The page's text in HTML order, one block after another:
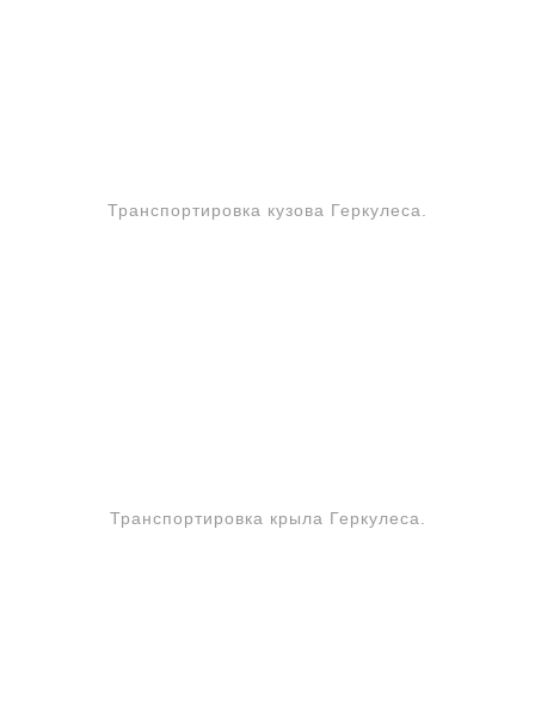
Транспортировка кузова Геркулеса.
Транспортировка крыла Геркулеса.